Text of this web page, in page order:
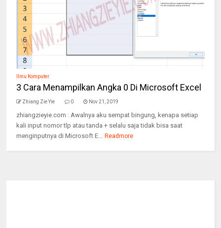
Ilmu Komputer
3 Cara Menampilkan Angka 0 Di Microsoft Excel
Zhiang Zie Yie 0 Nov 21, 2019
zhiangzieyie.com : Awalnya aku sempat bingung, kenapa setiap
kali input nomor tlp atau tanda + selalu saja tidak bisa saat
menginputnya di Microsoft E... Readmore